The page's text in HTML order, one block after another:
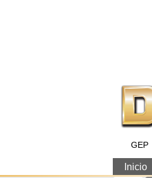
GEP
Inicio